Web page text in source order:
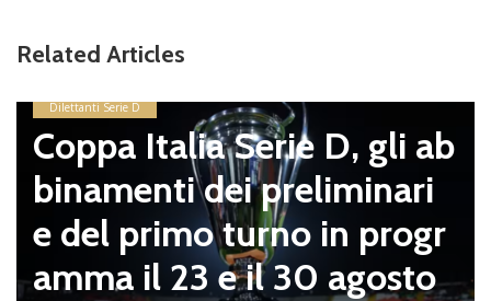
Related Articles
ab
pagnano), mercato
sosta: Busatto e Sosa
mirino, Balla accende
ello con il Nissa. Il Ds
zei sempre più vicino